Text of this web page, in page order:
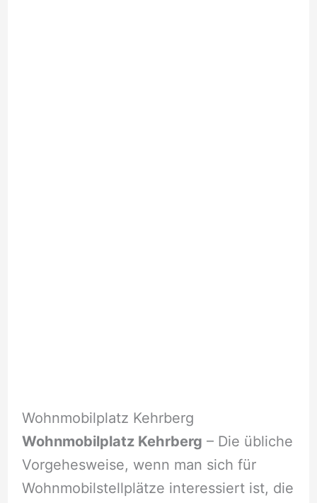
Wohnmobilplatz Kehrberg
Wohnmobilplatz Kehrberg – Die übliche
Vorgehesweise, wenn man sich für
Wohnmobilstellplätze interessiert ist, die